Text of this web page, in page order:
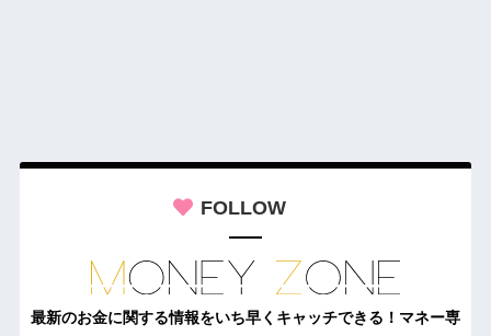
FOLLOW
最新のお金に関する情報をいち早くキャッチできる！マネー専